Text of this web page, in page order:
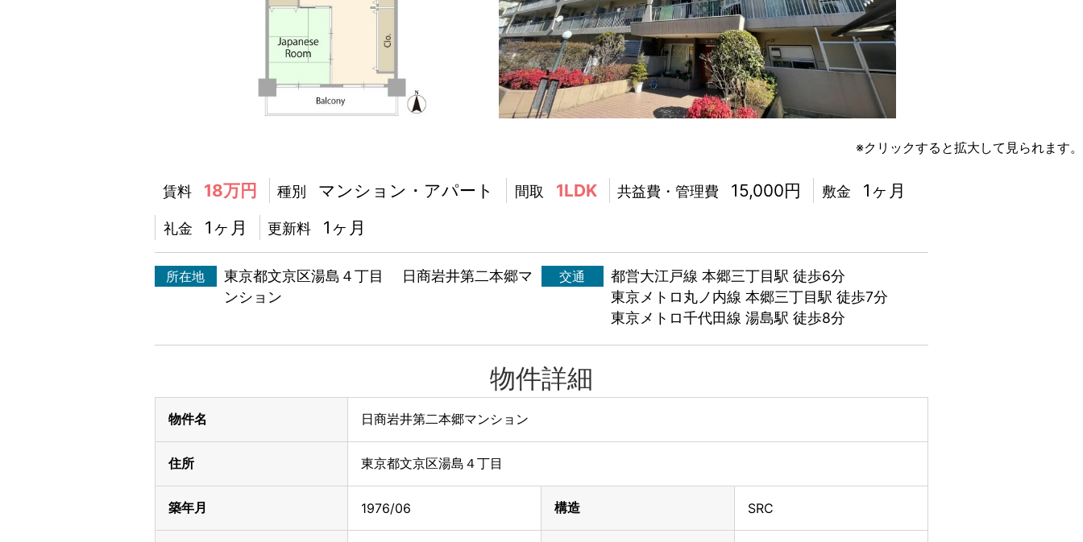
※クリックすると拡大して見られます。
賃料 18万円 種別 マンション・アパート 間取 1LDK 共益費・管理費 15,000円 敷金 1ヶ月
礼金 1ヶ月 更新料 1ヶ月
所在地
東京都文京区湯島４丁目 日商岩井第二本郷マ
ンション
交通
都営大江戸線 本郷三丁目駅 徒歩6分
東京メトロ丸ノ内線 本郷三丁目駅 徒歩7分
東京メトロ千代田線 湯島駅 徒歩8分
物件詳細
物件名 日商岩井第二本郷マンション
住所 東京都文京区湯島４丁目
築年月 1976/06 構造 SRC